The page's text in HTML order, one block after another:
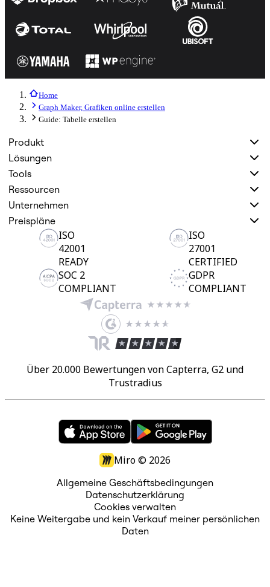
Home
Graph Maker, Grafiken online erstellen
Guide: Tabelle erstellen
Produkt
Lösungen
Tools
Ressourcen
Unternehmen
Preispläne
ISO
42001
READY
ISO
27001
CERTIFIED
SOC 2
COMPLIANT
GDPR
COMPLIANT
Über 20.000 Bewertungen von Capterra, G2 und
Trustradius
Miro © 2026
Allgemeine Geschäftsbedingungen
Datenschutzerklärung
Cookies verwalten
Keine Weitergabe und kein Verkauf meiner persönlichen
Daten